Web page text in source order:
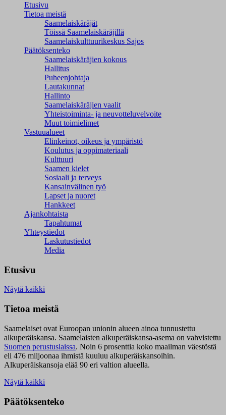
Etusivu
Tietoa meistä
Saamelaiskäräjät
Töissä Saamelaiskäräjillä
Saamelaiskulttuuri­keskus Sajos
Päätöksenteko
Saamelaiskäräjien kokous
Hallitus
Puheenjohtaja
Lautakunnat
Hallinto
Saamelaiskäräjien vaalit
Yhteistoiminta- ja neuvotteluvelvoite
Muut toimielimet
Vastuualueet
Elinkeinot, oikeus ja ympäristö
Koulutus ja oppimateriaali
Kulttuuri
Saamen kielet
Sosiaali ja terveys
Kansainvälinen työ
Lapset ja nuoret
Hankkeet
Ajankohtaista
Tapahtumat
Yhteystiedot
Laskutustiedot
Media
Etusivu
Näytä kaikki
Tietoa meistä
Saamelaiset ovat Euroopan unionin alueen ainoa tunnustettu
alkuperäiskansa. Saamelaisten alkuperäiskansa-asema on vahvistettu
Suomen perustuslaissa. Noin 6 prosenttia koko maailman väestöstä
eli 476 miljoonaa ihmistä kuuluu alkuperäiskansoihin.
Alkuperäiskansoja elää 90 eri valtion alueella.
Näytä kaikki
Päätöksenteko